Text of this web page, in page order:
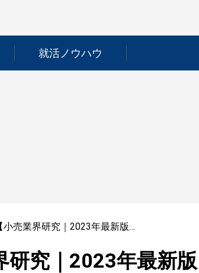
就活ノウハウ
【小売業界研究｜2023年最新版】ESの書き方から面接対策まで徹底解説！
研究｜2023年最新